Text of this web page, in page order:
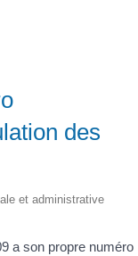
des
et administrative
a son propre numéro